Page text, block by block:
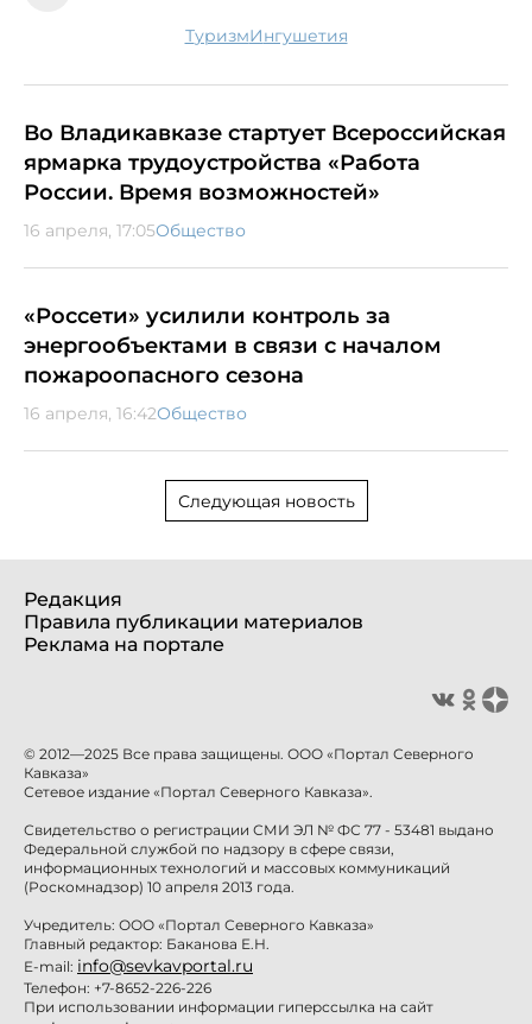
туризм Ингушетия
Во Владикавказе стартует Всероссийская
ярмарка трудоустройства «Работа
России. Время возможностей»
16 апреля, 17:05Общество
«Россети» усилили контроль за
энергообъектами в связи с началом
пожароопасного сезона
16 апреля, 16:42Общество
Следующая новость
Редакция
Правила публикации материалов
Реклама на портале
© 2012—2025 Все права защищены. ООО «Портал Северного
Кавказа»
Сетевое издание «Портал Северного Кавказа».
Свидетельство о регистрации СМИ ЭЛ № ФС 77 - 53481 выдано
Федеральной службой по надзору в сфере связи,
информационных технологий и массовых коммуникаций
(Роскомнадзор) 10 апреля 2013 года.
Учредитель: ООО «Портал Северного Кавказа»
Главный редактор: Баканова Е.Н.
E-mail: info@sevkavportal.ru
Телефон: +7-8652-226-226
При использовании информации гиперссылка на сайт